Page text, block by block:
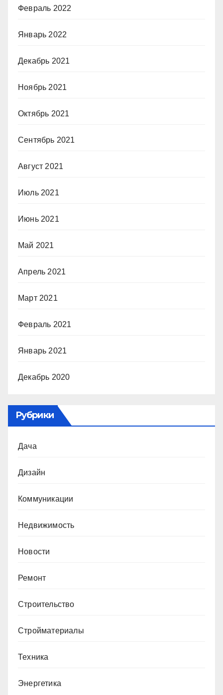
Февраль 2022
Январь 2022
Декабрь 2021
Ноябрь 2021
Октябрь 2021
Сентябрь 2021
Август 2021
Июль 2021
Июнь 2021
Май 2021
Апрель 2021
Март 2021
Февраль 2021
Январь 2021
Декабрь 2020
Рубрики
Дача
Дизайн
Коммуникации
Недвижимость
Новости
Ремонт
Строительство
Стройматериалы
Техника
Энергетика